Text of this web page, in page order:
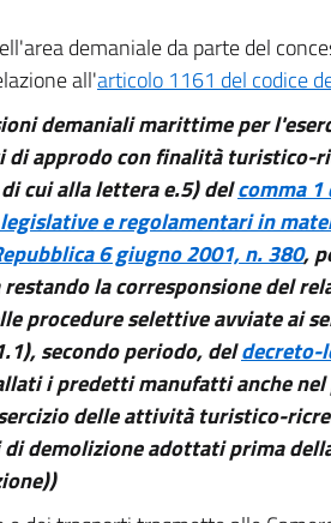
demaniale da parte del
all'articolo 1161 del codice
demaniali marittime per
approdo con finalità turistico-
cui alla lettera e.5) delcomma
e regolamentari in
6 giugno 2001, n. 380,
la corresponsione del
procedure selettive avviate ai
secondo periodo, deldecreto-
i predetti manufatti anche
delle attività turistico-
demolizione adottati prima